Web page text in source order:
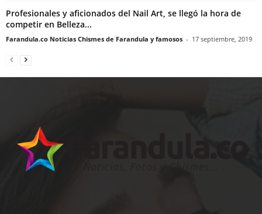
Profesionales y aficionados del Nail Art, se llegó la hora de
competir en Belleza...
Farandula.co Noticias Chismes de Farandula y famosos - 17 septiembre, 2019